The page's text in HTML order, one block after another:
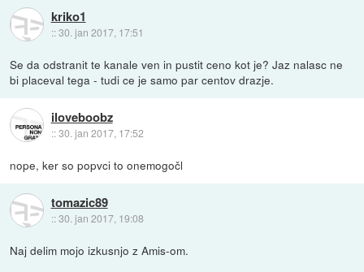
kriko1
::30. jan 2017, 17:51
Se da odstranit te kanale ven in pustit ceno kot je? Jaz nalasc ne
bi placeval tega - tudi ce je samo par centov drazje.
iloveboobz
::30. jan 2017, 17:52
nope, ker so popvci to onemogočl
tomazic89
::30. jan 2017, 19:08
Naj delim mojo izkusnjo z Amis-om.